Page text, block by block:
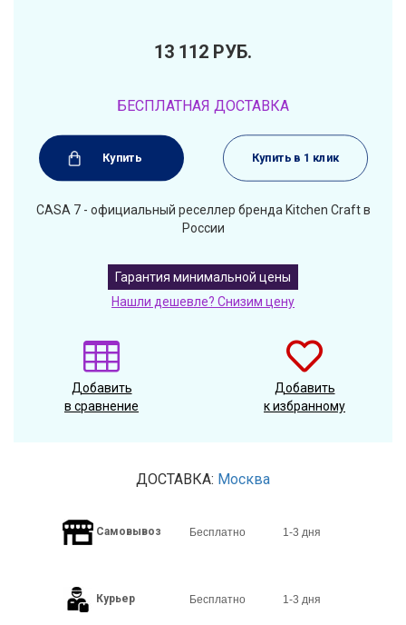
13 112 РУБ.
БЕСПЛАТНАЯ ДОСТАВКА
Купить Купить в 1 клик
CASA 7 - официальный реселлер бренда Kitchen Craft в
России
Гарантия минимальной цены
Нашли дешевле? Снизим цену
Добавить
в сравнение
Добавить
к избранному
ДОСТАВКА: Москва
Самовывоз Бесплатно 1-3 дня
Курьер Бесплатно 1-3 дня